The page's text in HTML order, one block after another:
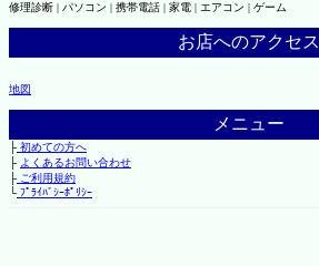
修理診断 | パソコン | 携帯電話 | 家電 | エアコン | ゲーム
お店へのアクセス
地図
メニュー
├初めての方へ
├ よくあるお問い合わせ
├ご利用規約
└ﾌﾟﾗｲﾊﾞｼｰﾎﾟﾘｼｰ